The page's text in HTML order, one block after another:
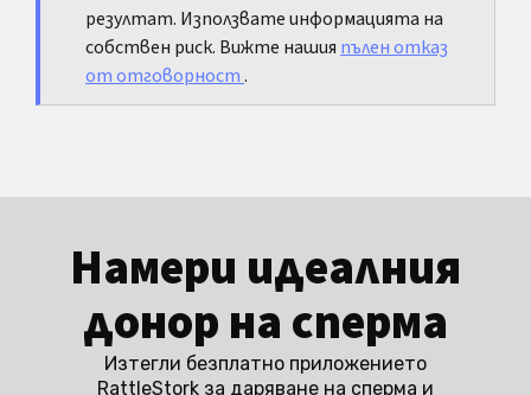
резултат. Използвате информацията на
собствен риск. Вижте нашияпълен отказ
от отговорност.
Намери идеалния
донор на сперма
Изтегли безплатно приложението
RattleStork за даряване на сперма и